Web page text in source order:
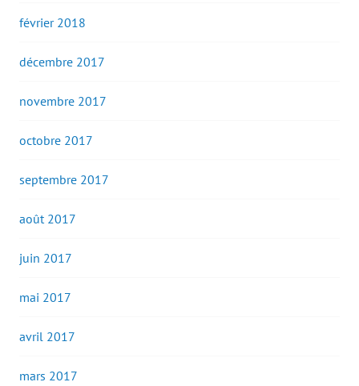
février 2018
décembre 2017
novembre 2017
octobre 2017
septembre 2017
août 2017
juin 2017
mai 2017
avril 2017
mars 2017